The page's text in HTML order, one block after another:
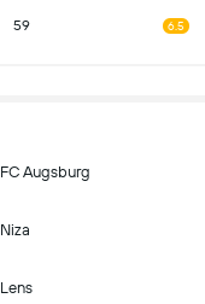
59 6.5
FC Augsburg
Niza
Lens